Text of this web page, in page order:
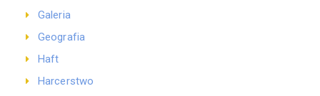
Galeria
Geografia
Haft
Harcerstwo